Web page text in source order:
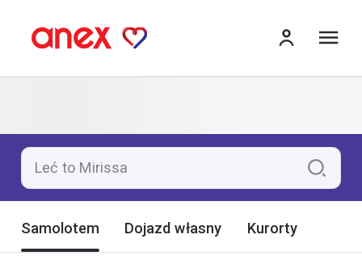
Leć to Mirissa
Samolotem Dojazd własny Kurorty